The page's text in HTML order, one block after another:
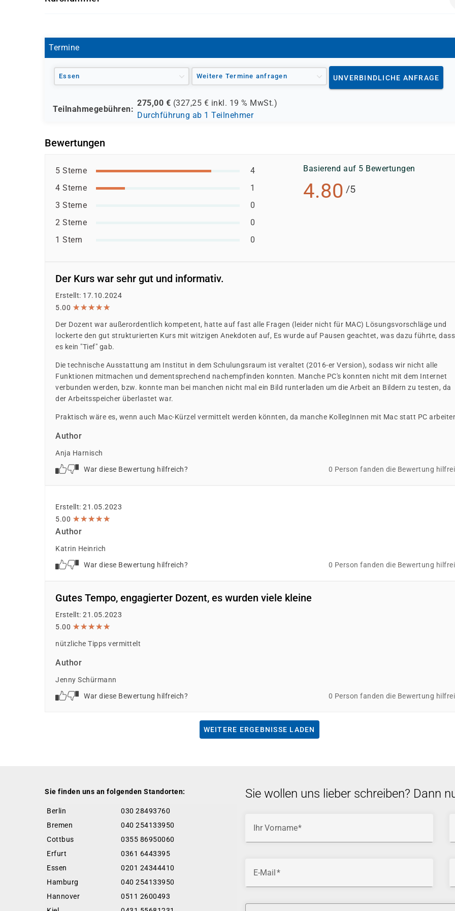
Termine
Essen Weitere Termine anfragen UNVERBINDLICHE ANFRAGE
Teilnahmegebühren:
275,00 € (327,25 € inkl. 19 % MwSt.)
Durchführung ab 1 Teilnehmer
Bewertungen
5 Sterne
4
4 Sterne
1
3 Sterne
0
2 Sterne
0
1 Stern
0
Basierend auf 5 Bewertungen
4.80 /5
Der Kurs war sehr gut und informativ.
Erstellt: 17.10.2024
5.00 ★★★★★
★★★★★
Der Dozent war außerordentlich kompetent, hatte auf fast alle Fragen (leider nicht für MAC) Lösungsvorschläge und
lockerte den gut strukturierten Kurs mit witzigen Anekdoten auf, Es wurde auf Pausen geachtet, was dazu führte, dass
es kein "Tief" gab.
Die technische Ausstattung am Institut in dem Schulungsraum ist veraltet (2016-er Version), sodass wir nicht alle
Funktionen mitmachen und dementsprechend nachempfinden konnten. Manche PC's konnten nicht mit dem Internet
verbunden werden, bzw. konnte man bei manchen nicht mal ein Bild runterladen um die Arbeit an Bildern zu testen, da
der Arbeitsspeicher überlastet war.
Praktisch wäre es, wenn auch Mac-Kürzel vermittelt werden könnten, da manche KollegInnen mit Mac statt PC
Author
Anja Harnisch
War diese Bewertung hilfreich?
0 Person fanden die Bewertung
Erstellt: 21.05.2023
5.00 ★★★★★
★★★★★
Author
Katrin Heinrich
War diese Bewertung hilfreich?
0 Person fanden die Bewertung
Gutes Tempo, engagierter Dozent, es wurden viele kleine
Erstellt: 21.05.2023
5.00 ★★★★★
★★★★★
nützliche Tipps vermittelt
Author
Jenny Schürmann
War diese Bewertung hilfreich?
0 Person fanden die Bewertung
WEITERE ERGEBNISSE LADEN
Sie finden uns an folgenden Standorten:
Berlin
030 28493760
Bremen
040 254133950
Cottbus
0355 86950060
Erfurt
0361 6443395
Essen
0201 24344410
Hamburg
040 254133950
Hannover
0511 2600493
Sie wollen uns lieber schreiben? Dann
Ihr Vorname
E-Mail